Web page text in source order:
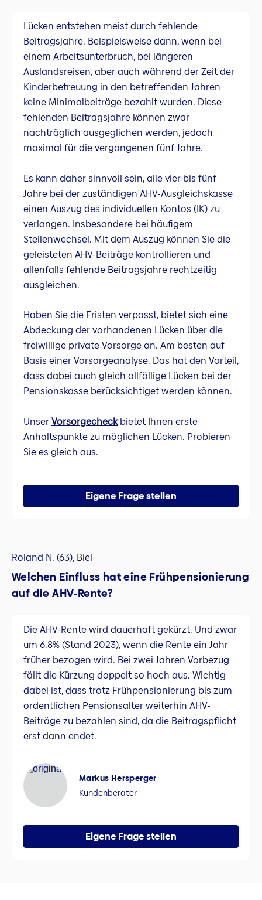
Lücken entstehen meist durch fehlende
Beitragsjahre. Beispielsweise dann, wenn bei
einem Arbeitsunterbruch, bei längeren
Auslandsreisen, aber auch während der Zeit der
Kinderbetreuung in den betreffenden Jahren
keine Minimalbeiträge bezahlt wurden. Diese
fehlenden Beitragsjahre können zwar
nachträglich ausgeglichen werden, jedoch
maximal für die vergangenen fünf Jahre.
Es kann daher sinnvoll sein, alle vier bis fünf
Jahre bei der zuständigen AHV-Ausgleichskasse
einen Auszug des individuellen Kontos (IK) zu
verlangen. Insbesondere bei häufigem
Stellenwechsel. Mit dem Auszug können Sie die
geleisteten AHV-Beiträge kontrollieren und
allenfalls fehlende Beitragsjahre rechtzeitig
ausgleichen.
Haben Sie die Fristen verpasst, bietet sich eine
Abdeckung der vorhandenen Lücken über die
freiwillige private Vorsorge an. Am besten auf
Basis einer Vorsorgeanalyse. Das hat den Vorteil,
dass dabei auch gleich allfällige Lücken bei der
Pensionskasse berücksichtiget werden können.
UnserVorsorgecheckbietet Ihnen erste
Anhaltspunkte zu möglichen Lücken. Probieren
Sie es gleich aus.
Eigene Frage stellen
Roland N. (63), Biel
Welchen Einfluss hat eine Frühpensionierung
auf die AHV-Rente?
Die AHV-Rente wird dauerhaft gekürzt. Und zwar
um 6.8% (Stand 2023), wenn die Rente ein Jahr
früher bezogen wird. Bei zwei Jahren Vorbezug
fällt die Kürzung doppelt so hoch aus. Wichtig
dabei ist, dass trotz Frühpensionierung bis zum
ordentlichen Pensionsalter weiterhin AHV-
Beiträge zu bezahlen sind, da die Beitragspflicht
erst dann endet.
Markus Hersperger
Kundenberater
Eigene Frage stellen